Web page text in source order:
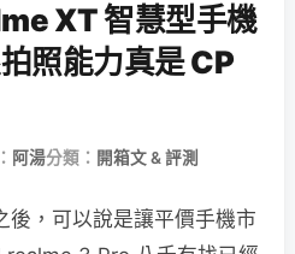
XT 智慧型手機
照能力真是 CP
阿湯分類： 開箱文 & 評測
後，可以說是讓平價手機市